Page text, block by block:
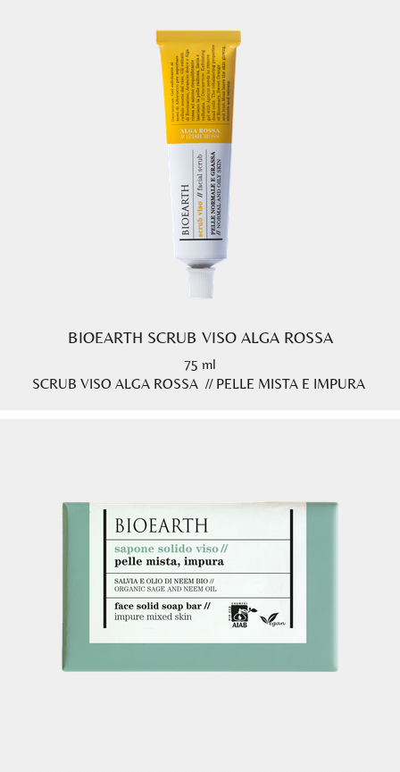
BIOEARTH SCRUB VISO ALGA ROSSA
75 ml
SCRUB VISO ALGA ROSSA // PELLE MISTA E IMPURA